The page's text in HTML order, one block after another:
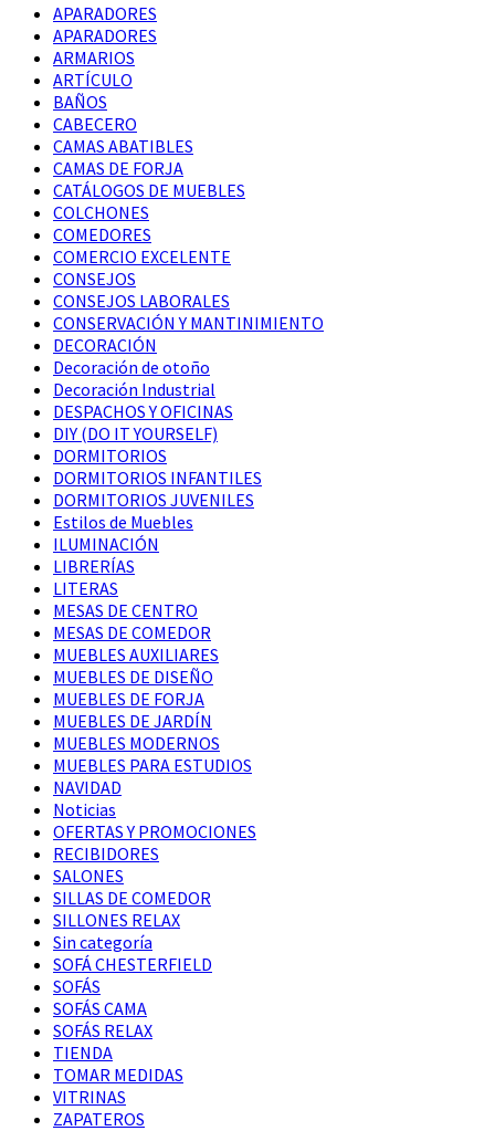
APARADORES
APARADORES
ARMARIOS
ARTÍCULO
BAÑOS
CABECERO
CAMAS ABATIBLES
CAMAS DE FORJA
CATÁLOGOS DE MUEBLES
COLCHONES
COMEDORES
COMERCIO EXCELENTE
CONSEJOS
CONSEJOS LABORALES
CONSERVACIÓN Y MANTINIMIENTO
DECORACIÓN
Decoración de otoño
Decoración Industrial
DESPACHOS Y OFICINAS
DIY (DO IT YOURSELF)
DORMITORIOS
DORMITORIOS INFANTILES
DORMITORIOS JUVENILES
Estilos de Muebles
ILUMINACIÓN
LIBRERÍAS
LITERAS
MESAS DE CENTRO
MESAS DE COMEDOR
MUEBLES AUXILIARES
MUEBLES DE DISEÑO
MUEBLES DE FORJA
MUEBLES DE JARDÍN
MUEBLES MODERNOS
MUEBLES PARA ESTUDIOS
NAVIDAD
Noticias
OFERTAS Y PROMOCIONES
RECIBIDORES
SALONES
SILLAS DE COMEDOR
SILLONES RELAX
Sin categoría
SOFÁ CHESTERFIELD
SOFÁS
SOFÁS CAMA
SOFÁS RELAX
TIENDA
TOMAR MEDIDAS
VITRINAS
ZAPATEROS